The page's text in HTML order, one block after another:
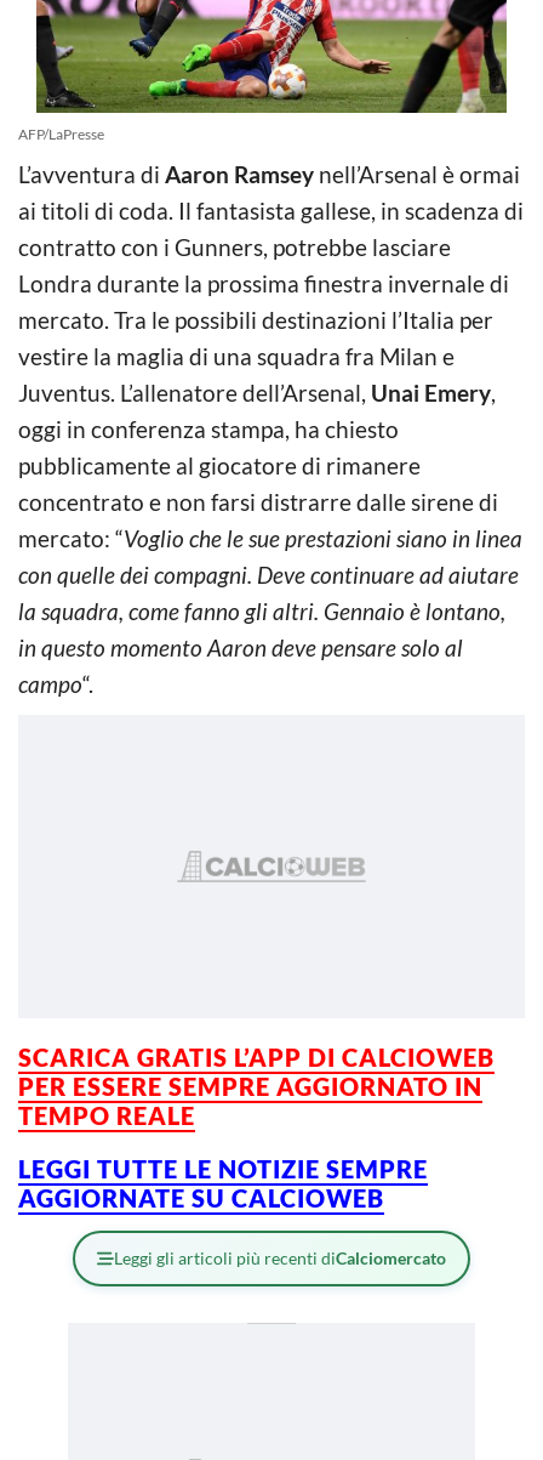
AFP/LaPresse
L’avventura di Aaron Ramsey nell’Arsenal è ormai
ai titoli di coda. Il fantasista gallese, in scadenza di
contratto con i Gunners, potrebbe lasciare
Londra durante la prossima finestra invernale di
mercato. Tra le possibili destinazioni l’Italia per
vestire la maglia di una squadra fra Milan e
Juventus. L’allenatore dell’Arsenal, Unai Emery,
oggi in conferenza stampa, ha chiesto
pubblicamente al giocatore di rimanere
concentrato e non farsi distrarre dalle sirene di
mercato: “Voglio che le sue prestazioni siano in linea
con quelle dei compagni. Deve continuare ad aiutare
la squadra, come fanno gli altri. Gennaio è lontano,
in questo momento Aaron deve pensare solo al
campo“.
SCARICA GRATIS L’APP DI CALCIOWEB
PER ESSERE SEMPRE AGGIORNATO IN
TEMPO REALE
LEGGI TUTTE LE NOTIZIE SEMPRE
AGGIORNATE SU CALCIOWEB
Leggi gli articoli più recenti diCalciomercato